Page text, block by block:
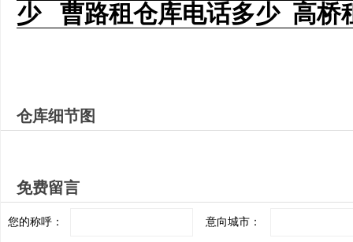
少 曹路租仓库电话多少 高桥
仓库细节图
免费留言
您的称呼： 意向城市：